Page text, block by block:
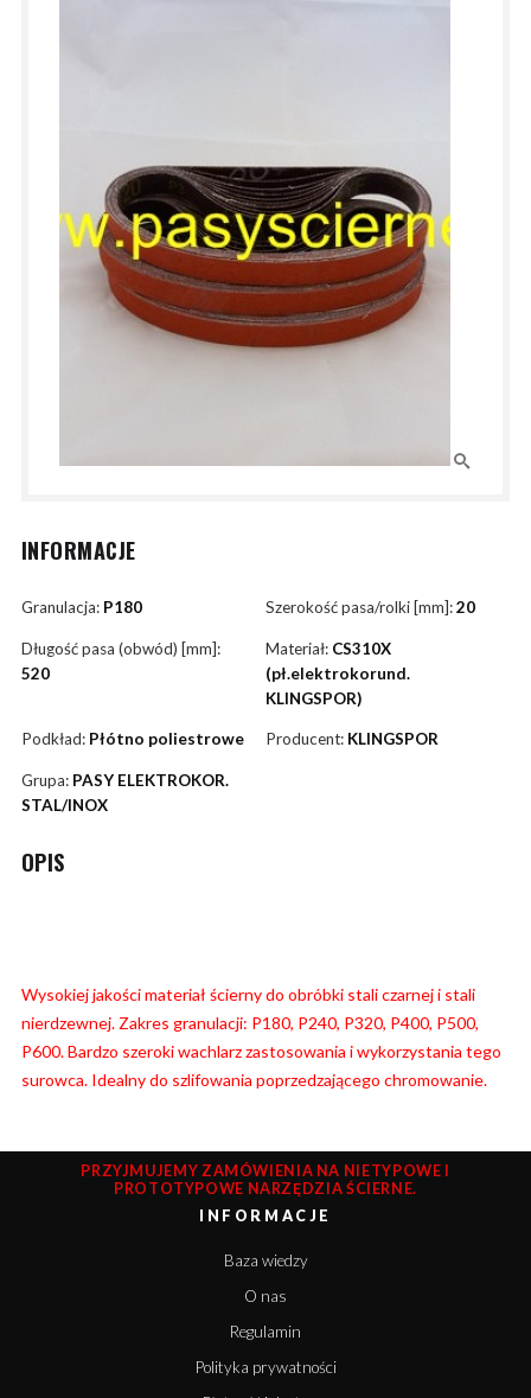
INFORMACJE
Granulacja: P180 Szerokość pasa/rolki [mm]:20
Długość pasa (obwód) [mm]:
520
Materiał: CS310X
(pł.elektrokorund.
KLINGSPOR)
Podkład: Płótno poliestrowe Producent: KLINGSPOR
Grupa: PASY ELEKTROKOR.
STAL/INOX
OPIS
Wysokiej jakości materiał ścierny do obróbki stali czarnej i stali
nierdzewnej. Zakres granulacji: P180, P240, P320, P400, P500,
P600. Bardzo szeroki wachlarz zastosowania i wykorzystania tego
surowca. Idealny do szlifowania poprzedzającego chromowanie.
PRZYJMUJEMY ZAMÓWIENIA NA NIETYPOWE I
PROTOTYPOWE NARZĘDZIA ŚCIERNE.
INFORMACJE
Baza wiedzy
O nas
Regulamin
Polityka prywatności